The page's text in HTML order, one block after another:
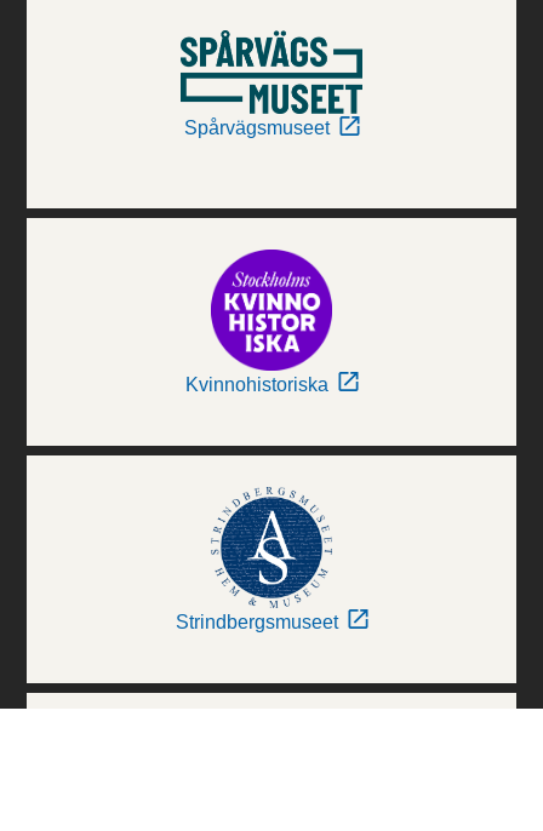
Spårvägsmuseet
Kvinnohistoriska
Strindbergsmuseet